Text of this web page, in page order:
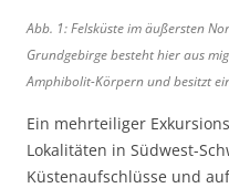
Abb. 1: Felsküste im äußersten
Grundgebirge besteht hier aus
Amphibolit-Körpern und besitzt
Ein mehrteiliger
Lokalitäten in Südwest-
Küstenaufschlüsse und